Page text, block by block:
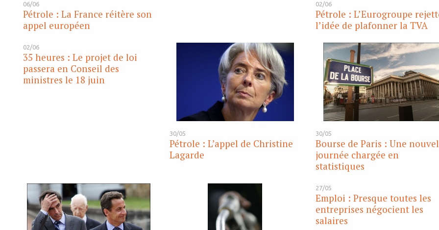
06/06
Pétrole : La France réitère son
appel européen
02/06
Pétrole : L’Eurogroupe
l’idée de plafonner la TVA
02/06
35 heures : Le projet de loi
passera en Conseil des
ministres le 18 juin
30/05
Pétrole : L’appel de Christine
Lagarde
30/05
Bourse de Paris : Une
journée chargée en
statistiques
27/05
Emploi : Presque toutes les
entreprises négocient les
salaires